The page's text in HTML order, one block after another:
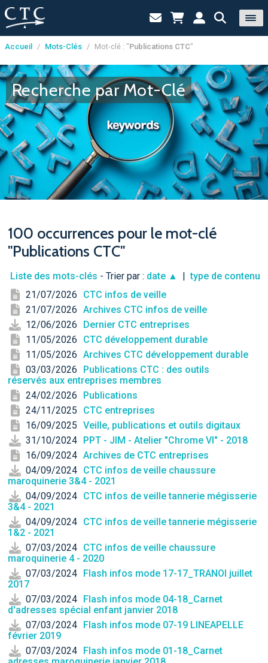
Panneau de gestion des cookies
Accueil / Mots-Clés / Mot-clé : "Publications CTC"
Recherche par Mot-Clé
100 occurrences pour le mot-clé
"Publications CTC"
Liste des mots-clés - Trier par : date ▲ |type de contenu
21/07/2026
CTC infos de veille
21/07/2026 Archives CTC infos de veille
12/06/2026
Dernier CTC entreprises
11/05/2026
CTC développement durable
11/05/2026 Archives CTC développement durable
03/03/2026
Publications CTC : des outils
réservés aux entreprises membres
24/02/2026
Publications
24/11/2025
CTC entreprises
16/09/2025 Veille, publications et outils digitaux
31/10/2024
PPT - JIM - Atelier "Chrome VI" - 2018
16/09/2024 Archives de CTC entreprises
04/09/2024 CTC infos de veille chaussure
maroquinerie 3&4 - 2021
04/09/2024 CTC infos de veille tannerie mégisserie
3&4 - 2021
04/09/2024 CTC infos de veille tannerie mégisserie
1&2 - 2021
07/03/2024 CTC infos de veille chaussure
maroquinerie 4 - 2020
07/03/2024
Flash infos mode 17-17_TRANOI juillet
2017
07/03/2024
Flash infos mode 04-18_Carnet
d'adresses spécial enfant janvier 2018
07/03/2024
Flash infos mode 07-19 LINEAPELLE
février 2019
07/03/2024
Flash infos mode 01-18_Carnet